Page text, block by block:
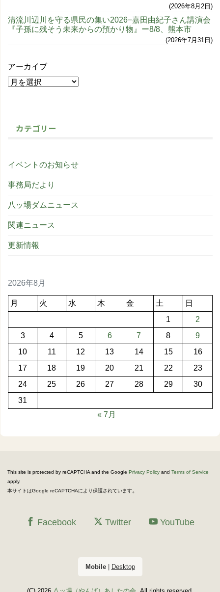
2026年8月2日
清流川辺川を守る県民の集い2026−嘉田由紀子さん講演会
『子孫に残そう未来からの預かり物』ー8/8、熊本市
2026年7月31日
アーカイブ
カテゴリー
イベントのお知らせ
事務局だより
八ッ場ダムニュース
関連ニュース
更新情報
2026年8月
月 火 水 木 金 土
日
1
2
3
4 5 6 7 8
9
10
11 12 13 14 15
16
17
18 19 20 21 22
23
24
25 26 27 28 29
30
31
« 7月
This site is protected by reCAPTCHA and the Google Privacy Policy and Terms of Service
apply.
本サイトはGoogle reCAPTCHAにより保護されています。
Facebook Twitter YouTube
Mobile| Desktop